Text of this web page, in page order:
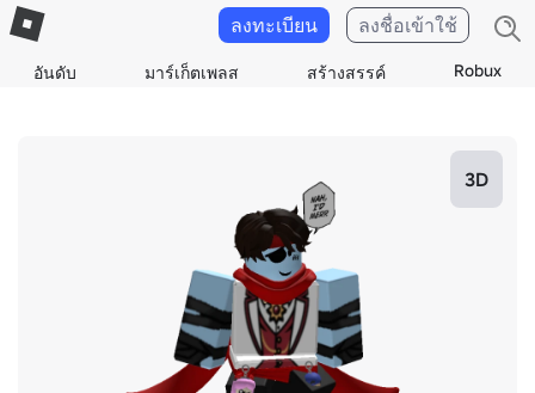
อันดับ มาร์เก็ตเพลส สร้างสรรค์ Robux
ลงทะเบียน ลงชื่อเข้าใช้
3D